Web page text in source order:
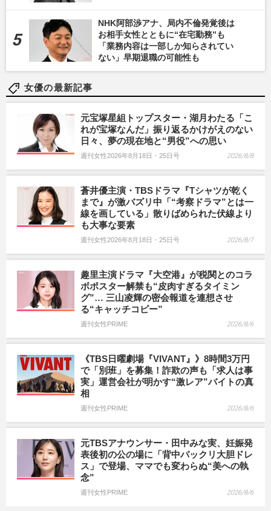
NHK阿部渉アナ、局内不倫発覚後は
お相手女性とともに“在宅勤務”も
「業務内容は一部しか知らされてい
ない」早期退職の可能性も
女優の最新記事
元宝塚星組トップスター・湖月わたる「こ
れが宝塚なんだ」振り返るかけがえのない
日々、夢の現在地と“男役”への思い
週刊女性2026年8月18日・25日号 2026/8/8
蒼井優主演・TBSドラマ『Tシャツが乾く
まで』が激バズリ中「“考察ドラマ”とは一
線を画している」散りばめられた伏線より
も大事な要素
週刊女性2026年8月18日・25日号 2026/8/7
趣里主演ドラマ『大空港』が税関とのコラ
ボポスター解禁も“皮肉すぎるタイミン
グ”… 三山凌輝の密会報道を連想させ
る“キャッチコピー”
週刊女性PRIME 2026/8/6
《TBS日曜劇場『VIVANT』》8時間3万円
で「別班」を募集！詐欺の声も「求人は事
実」運営会社が明かす“激レア”バイトの真
相
週刊女性PRIME 2026/8/6
元TBSアナウンサー・田中みな実、妊娠発
表後初の公の場に「背中パックリ大胆ドレ
ス」で登場、ママでも変わらぬ“美への執
念”
週刊女性PRIME 2026/8/6